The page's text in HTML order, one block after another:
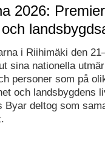
2026:
i Riihimäki den
sina nationella
personer som på
och landsbygdens
Byar deltog som